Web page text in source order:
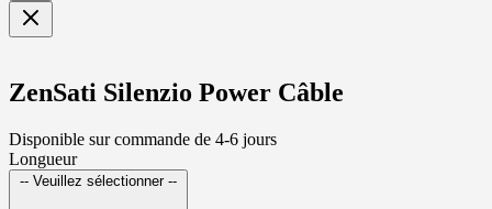
ZenSati Silenzio Power Câble
Disponible sur commande de 4-6 jours
Longueur
-- Veuillez sélectionner --